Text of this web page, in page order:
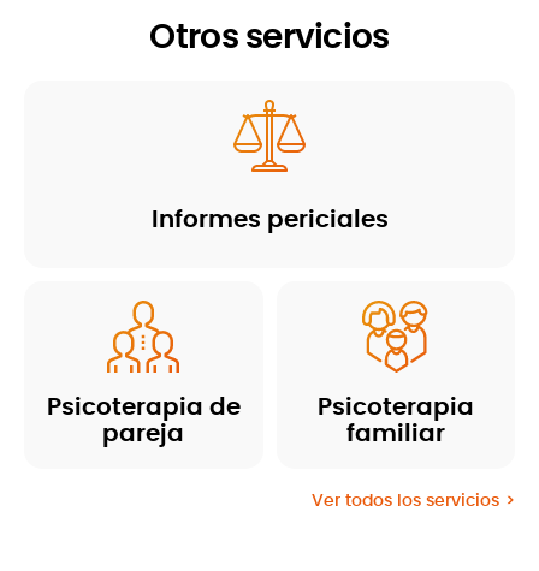
Otros servicios
Informes periciales
Psicoterapia de
pareja
Psicoterapia
familiar
Ver todos los servicios